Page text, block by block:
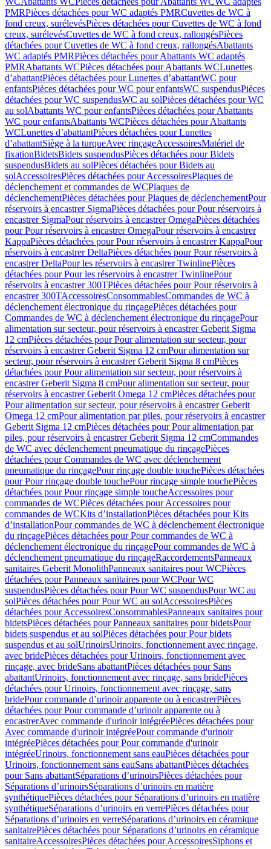
PMRPièces détachées pour WC adaptés PMRCuvettes de WC à
fond creux, surélevésPièces détachées pour Cuvettes de WC à fond
creux, surélevésCuvettes de WC à fond creux, rallongésPièces
détachées pour Cuvettes de WC à fond creux, rallongésAbattants
WC adaptés PMRPièces détachées pour Abattants WC adaptés
PMRAbattants WCPièces détachées pour Abattants WCLunettes
d’abattantPièces détachées pour Lunettes d’abattantWC pour
enfantsPièces détachées pour WC pour enfantsWC suspendusPièces
détachées pour WC suspendusWC au solPièces détachées pour WC
au solAbattants WC pour enfantsPièces détachées pour Abattants
WC pour enfantsAbattants WCPièces détachées pour Abattants
WCLunettes d’abattantPièces détachées pour Lunettes
d’abattantSiège à la turqueAvec rinçageAccessoiresMatériel de
fixationBidetsBidets suspendusPièces détachées pour Bidets
suspendusBidets au solPièces détachées pour Bidets au
solAccessoiresPièces détachées pour AccessoiresPlaques de
déclenchement et commandes de WCPlaques de
déclenchementPièces détachées pour Plaques de déclenchementPour
réservoirs à encastrer SigmaPièces détachées pour Pour réservoirs à
encastrer SigmaPour réservoirs à encastrer OmegaPièces détachées
pour Pour réservoirs à encastrer OmegaPour réservoirs à encastrer
KappaPièces détachées pour Pour réservoirs à encastrer KappaPour
réservoirs à encastrer DeltaPièces détachées pour Pour réservoirs à
encastrer DeltaPour les réservoirs à encastrer TwinlinePièces
détachées pour Pour les réservoirs à encastrer TwinlinePour
réservoirs à encastrer 300TPièces détachées pour Pour réservoirs à
encastrer 300TAccessoiresConsommablesCommandes de WC à
déclenchement électronique du rinçagePièces détachées pour
Commandes de WC à déclenchement électronique du rinçagePour
alimentation sur secteur, pour réservoirs à encastrer Geberit Sigma
12 cmPièces détachées pour Pour alimentation sur secteur, pour
réservoirs à encastrer Geberit Sigma 12 cmPour alimentation sur
secteur, pour réservoirs à encastrer Geberit Sigma 8 cmPièces
détachées pour Pour alimentation sur secteur, pour réservoirs à
encastrer Geberit Sigma 8 cmPour alimentation sur secteur, pour
réservoirs à encastrer Geberit Omega 12 cmPièces détachées pour
Pour alimentation sur secteur, pour réservoirs à encastrer Geberit
Omega 12 cmPour alimentation par piles, pour réservoirs à encastrer
Geberit Sigma 12 cmPièces détachées pour Pour alimentation par
piles, pour réservoirs à encastrer Geberit Sigma 12 cmCommandes
de WC avec déclenchement pneumatique du rinçagePièces
détachées pour Commandes de WC avec déclenchement
pneumatique du rinçagePour rinçage double touchePièces détachées
pour Pour rinçage double touchePour rinçage simple touchePièces
détachées pour Pour rinçage simple toucheAccessoires pour
commandes de WCPièces détachées pour Accessoires pour
commandes de WCKits d’installationPièces détachées pour Kits
d’installationPour commandes de WC à déclenchement électronique
du rinçagePièces détachées pour Pour commandes de WC à
déclenchement électronique du rinçagePour commandes de WC à
déclenchement pneumatique du rinçageRaccordementsPanneaux
sanitaires Geberit MonolithPanneaux sanitaires pour WCPièces
détachées pour Panneaux sanitaires pour WCPour WC
suspendusPièces détachées pour Pour WC suspendusPour WC au
solPièces détachées pour Pour WC au solAccessoiresPièces
détachées pour AccessoiresConsommablesPanneaux sanitaires pour
bidetsPièces détachées pour Panneaux sanitaires pour bidetsPour
bidets suspendus et au solPièces détachées pour Pour bidets
suspendus et au solUrinoirsUrinoirs, fonctionnement avec rinçage,
avec bridePièces détachées pour Urinoirs, fonctionnement avec
rinçage, avec brideSans abattantPièces détachées pour Sans
abattantUrinoirs, fonctionnement avec rinçage, sans bridePièces
détachées pour Urinoirs, fonctionnement avec rinçage, sans
bridePour commande d’urinoir apparente ou à encastrerPièces
détachées pour Pour commande d’urinoir apparente ou à
encastrerAvec commande d'urinoir intégréePièces détachées pour
Avec commande d'urinoir intégréePour commande d'urinoir
intégréePièces détachées pour Pour commande d'urinoir
intégréeUrinoirs, fonctionnement sans eauPièces détachées pour
Urinoirs, fonctionnement sans eauSans abattantPièces détachées
pour Sans abattantSéparations d’urinoirsPièces détachées pour
Séparations d’urinoirsSéparations d’urinoirs en matière
synthétiquePièces détachées pour Séparations d’urinoirs en matière
synthétiqueSéparations d’urinoirs en verrePièces détachées pour
Séparations d’urinoirs en verreSéparations d’urinoirs en céramique
sanitairePièces détachées pour Séparations d’urinoirs en céramique
sanitaireAccessoiresPièces détachées pour AccessoiresSiphons et